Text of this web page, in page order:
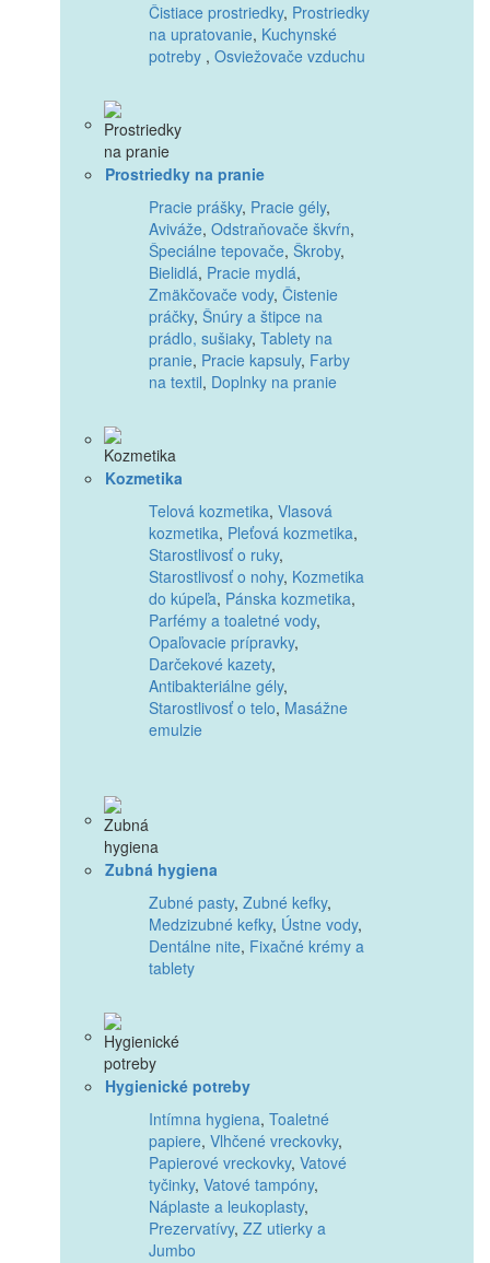
Čistiace prostriedky, Prostriedky
na upratovanie, Kuchynské
potreby , Osviežovače vzduchu
Prostriedky na pranie
Pracie prášky, Pracie gély,
Aviváže, Odstraňovače škvŕn,
Špeciálne tepovače, Škroby,
Bielidlá, Pracie mydlá,
Zmäkčovače vody, Čistenie
práčky, Šnúry a štipce na
prádlo, sušiaky, Tablety na
pranie, Pracie kapsuly, Farby
na textil, Doplnky na pranie
Kozmetika
Telová kozmetika, Vlasová
kozmetika, Pleťová kozmetika,
Starostlivosť o ruky,
Starostlivosť o nohy, Kozmetika
do kúpeľa, Pánska kozmetika,
Parfémy a toaletné vody,
Opaľovacie prípravky,
Darčekové kazety,
Antibakteriálne gély,
Starostlivosť o telo, Masážne
emulzie
Zubná hygiena
Zubné pasty, Zubné kefky,
Medzizubné kefky, Ústne vody,
Dentálne nite, Fixačné krémy a
tablety
Hygienické potreby
Intímna hygiena, Toaletné
papiere, Vlhčené vreckovky,
Papierové vreckovky, Vatové
tyčinky, Vatové tampóny,
Náplaste a leukoplasty,
Prezervatívy, ZZ utierky a
Jumbo